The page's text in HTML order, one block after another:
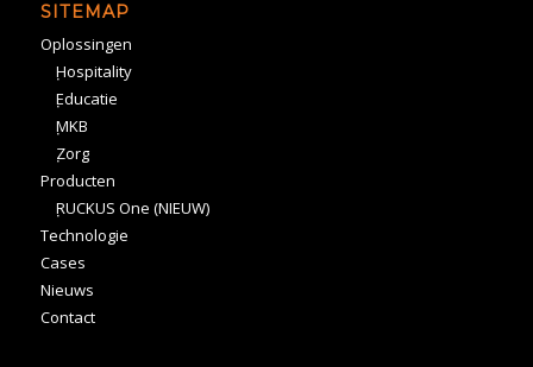
SITEMAP
Oplossingen
Hospitality
Educatie
MKB
Zorg
Producten
RUCKUS One (NIEUW)
Technologie
Cases
Nieuws
Contact